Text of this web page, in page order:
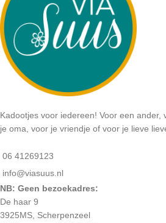
Kadootjes voor iedereen! Voor een ander,
je oma, voor je vriendje of voor je lieve
06 41269123
info@viasuus.nl
NB: Geen bezoekadres:
De haar 9
3925MS, Scherpenzeel